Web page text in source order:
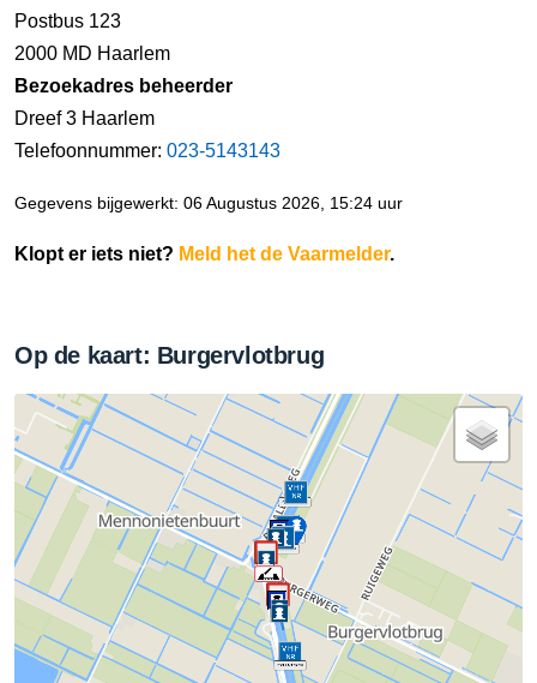
Postbus 123
2000 MD Haarlem
Bezoekadres beheerder
Dreef 3 Haarlem
Telefoonnummer: 023-5143143
Gegevens bijgewerkt: 06 Augustus 2026, 15:24 uur
Klopt er iets niet? Meld het de Vaarmelder.
Op de kaart: Burgervlotbrug